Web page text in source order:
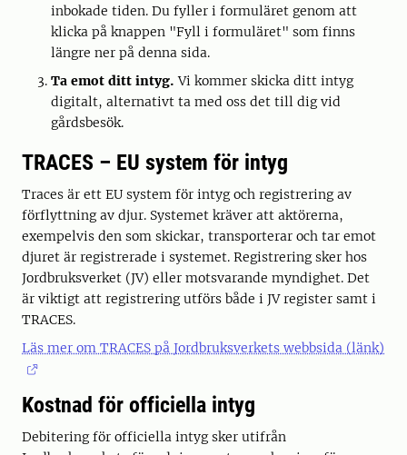
inbokade tiden. Du fyller i formuläret genom att
klicka på knappen "Fyll i formuläret" som finns
längre ner på denna sida.
Ta emot ditt intyg.Vi kommer skicka ditt intyg
digitalt, alternativt ta med oss det till dig vid
gårdsbesök.
TRACES – EU system för intyg
Traces är ett EU system för intyg och registrering av
förflyttning av djur. Systemet kräver att aktörerna,
exempelvis den som skickar, transporterar och tar emot
djuret är registrerade i systemet. Registrering sker hos
Jordbruksverket (JV) eller motsvarande myndighet. Det
är viktigt att registrering utförs både i JV register samt i
TRACES.
Läs mer om TRACES på Jordbruksverkets webbsida (länk)
Kostnad för officiella intyg
Debitering för officiella intyg sker utifrån